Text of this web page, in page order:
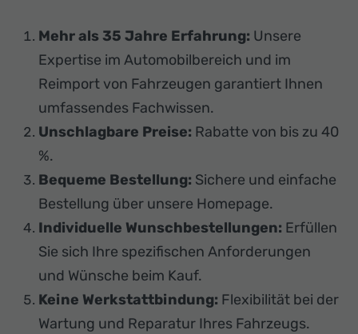
Mehr als 35 Jahre Erfahrung: Unsere
Expertise im Automobilbereich und im
Reimport von Fahrzeugen garantiert Ihnen
umfassendes Fachwissen.
Unschlagbare Preise: Rabatte von bis zu 40
%.
Bequeme Bestellung: Sichere und einfache
Bestellung über unsere Homepage.
Individuelle Wunschbestellungen: Erfüllen
Sie sich Ihre spezifischen Anforderungen
und Wünsche beim Kauf.
Keine Werkstattbindung: Flexibilität bei der
Wartung und Reparatur Ihres Fahrzeugs.